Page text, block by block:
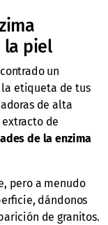
la piel
un
la etiqueta de tus
de alta
de
de la enzima
pero a menudo
dándonos
de granitos.